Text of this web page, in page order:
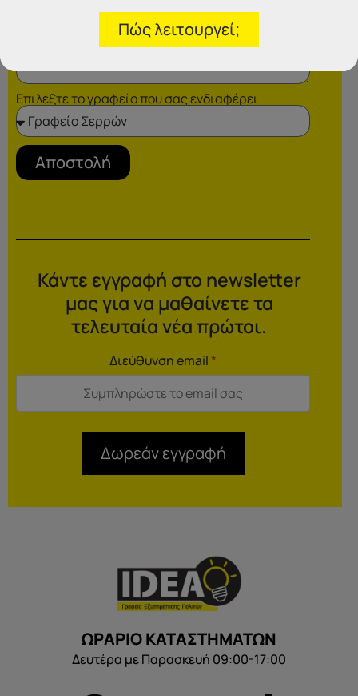
Επιλέξτε το γραφείο που σας ενδιαφέρει
Αποστολή
Κάντε εγγραφή στο newsletter
μας για να μαθαίνετε τα
τελευταία νέα πρώτοι.
Διεύθυνση email*
Δωρεάν εγγραφή
ΩΡΑΡΙΟ ΚΑΤΑΣΤΗΜΑΤΩΝ
Δευτέρα με Παρασκευή 09:00-17:00
Πώς λειτουργεί;